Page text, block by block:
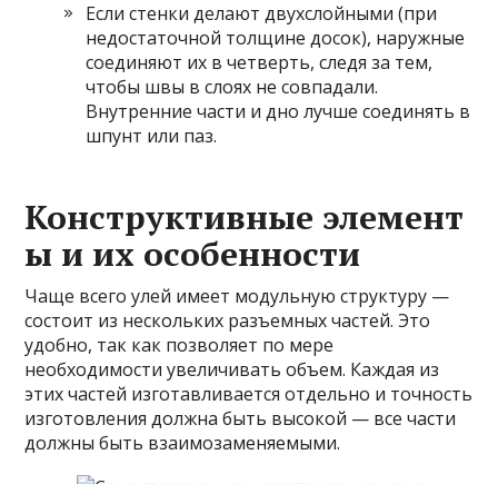
Если стенки делают двухслойными (при
недостаточной толщине досок), наружные
соединяют их в четверть, следя за тем,
чтобы швы в слоях не совпадали.
Внутренние части и дно лучше соединять в
шпунт или паз.
Конструктивные элемент
ы и их особенности
Чаще всего улей имеет модульную структуру —
состоит из нескольких разъемных частей. Это
удобно, так как позволяет по мере
необходимости увеличивать объем. Каждая из
этих частей изготавливается отдельно и точность
изготовления должна быть высокой — все части
должны быть взаимозаменяемыми.